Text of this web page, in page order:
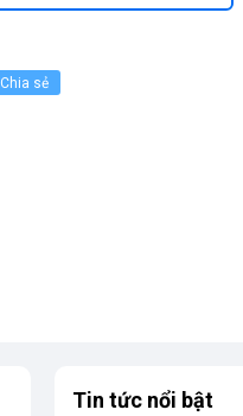
Chia sẻ
Tin tức nổi bật